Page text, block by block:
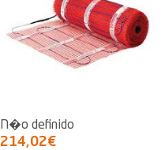
N�o definido
214,02€